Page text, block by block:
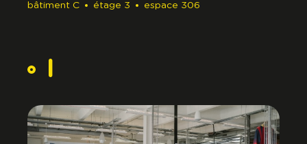
bâtiment C étage 3 espace 306
l